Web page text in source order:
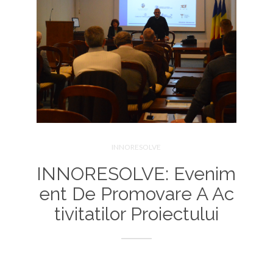
INNORESOLVE
INNORESOLVE: Evenim
Ent De Promovare A Ac
Tivitatilor Proiectului